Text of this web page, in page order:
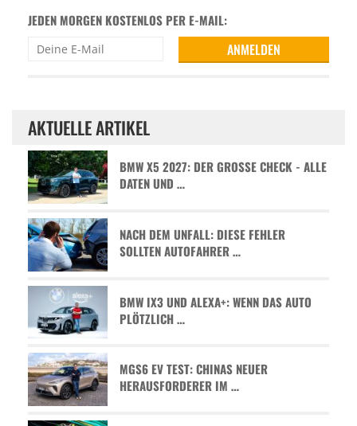
JEDEN MORGEN KOSTENLOS PER E-MAIL:
AKTUELLE ARTIKEL
BMW X5 2027: DER GROSSE CHECK - ALLE D
ATEN UND …
NACH DEM UNFALL: DIESE FEHLER
SOLLTEN AUTOFAHRER …
BMW IX3 UND ALEXA+: WENN DAS AUTO
PLÖTZLICH …
MGS6 EV TEST: CHINAS NEUER
HERAUSFORDERER IM …